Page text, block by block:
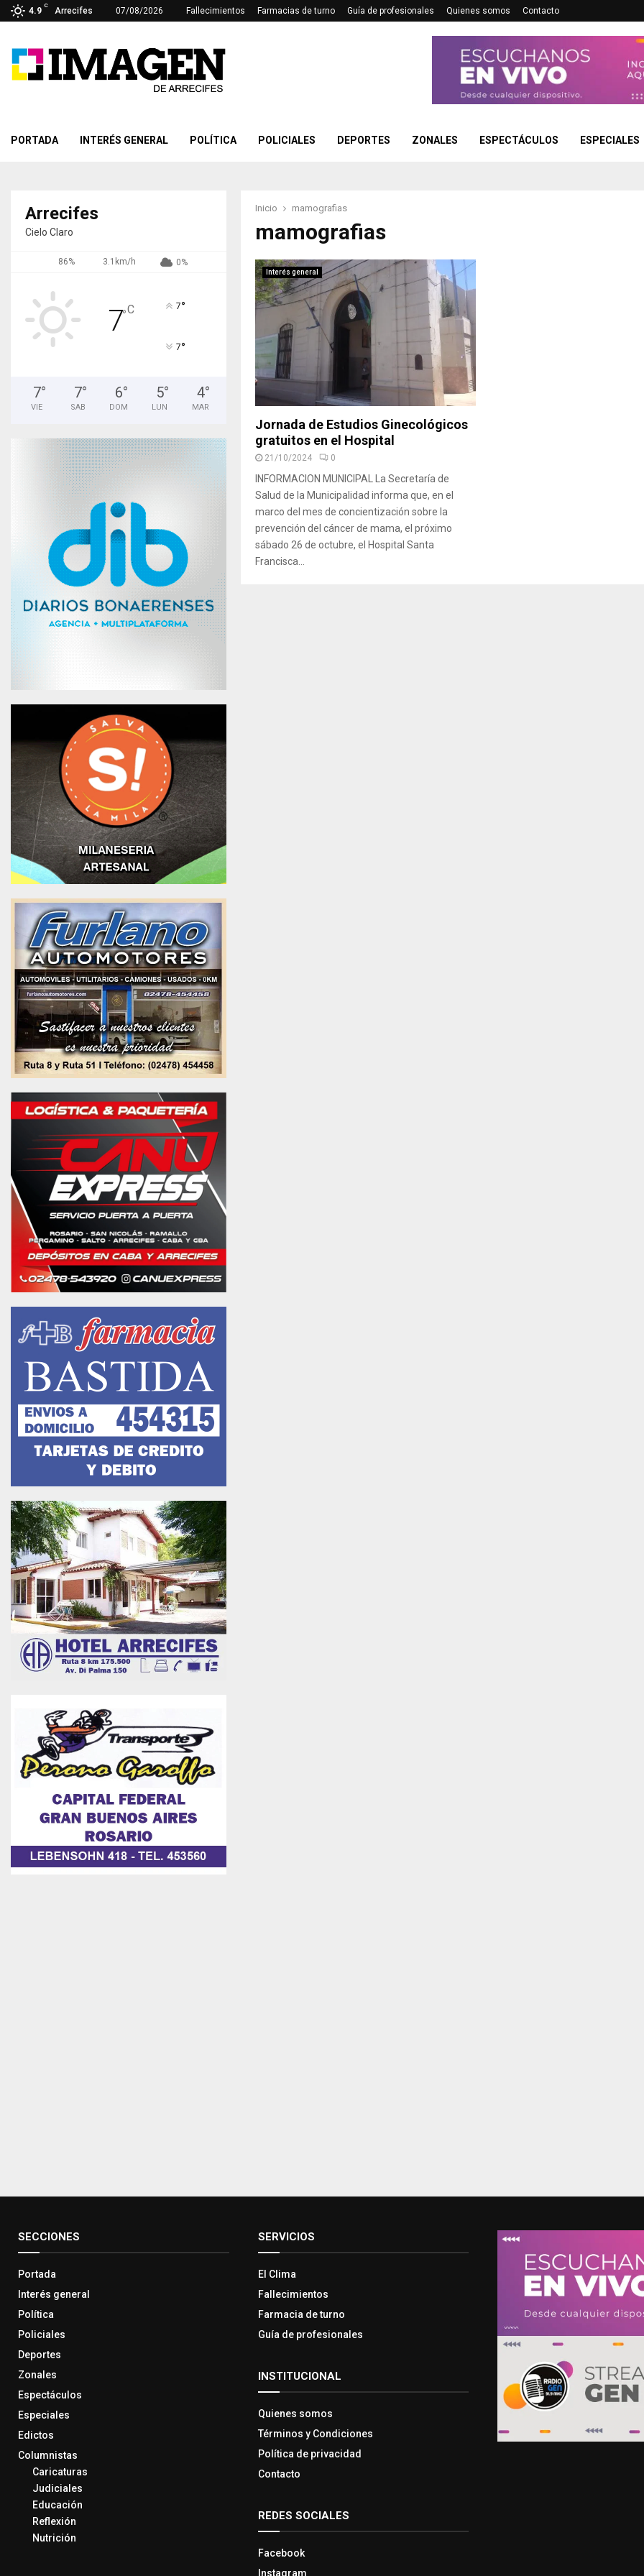
4.9
C
Arrecifes 07/08/2026 Fallecimientos Farmacias de turno Guía de profesionales Quienes somos Contacto
PORTADA INTERÉS GENERAL POLÍTICA POLICIALES DEPORTES ZONALES ESPECTÁCULOS ESPECIALES
Inicio mamografias
mamografias
Interés general
Jornada de Estudios Ginecológicos
gratuitos en el Hospital
21/10/2024 0
INFORMACION MUNICIPAL La Secretaría de
Salud de la Municipalidad informa que, en el
marco del mes de concientización sobre la
prevención del cáncer de mama, el próximo
sábado 26 de octubre, el Hospital Santa
Francisca...
Arrecifes
Cielo Claro
86% 3.1km/h 0%
7°C 7°
7°
7°
VIE
7°
SAB
6°
DOM
5°
LUN
4°
MAR
SECCIONES
Portada
Interés general
Política
Policiales
Deportes
Zonales
Espectáculos
Especiales
Edictos
Columnistas
Caricaturas
Judiciales
Educación
Reflexión
Nutrición
SERVICIOS
El Clima
Fallecimientos
Farmacia de turno
Guía de profesionales
INSTITUCIONAL
Quienes somos
Términos y Condiciones
Política de privacidad
Contacto
REDES SOCIALES
Facebook
Instagram